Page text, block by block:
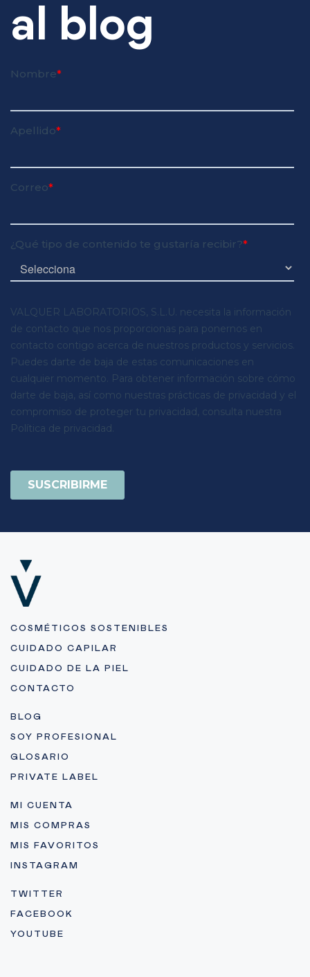
al blog
COSMÉTICOS SOSTENIBLES
CUIDADO CAPILAR
CUIDADO DE LA PIEL
CONTACTO
BLOG
SOY PROFESIONAL
GLOSARIO
PRIVATE LABEL
MI CUENTA
MIS COMPRAS
MIS FAVORITOS
INSTAGRAM
TWITTER
FACEBOOK
YOUTUBE